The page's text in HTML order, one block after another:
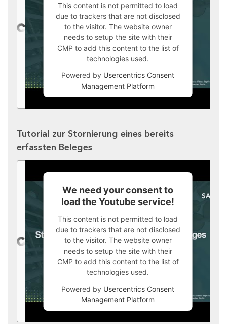
This content is not permitted to load
due to trackers that are not disclosed
to the visitor. The website owner
needs to setup the site with their
CMP to add this content to the list of
technologies used.
Powered by Usercentrics Consent
Management Platform
Tutorial zur Stornierung eines bereits
erfassten Beleges
We need your consent to
load the Youtube service!
This content is not permitted to load
due to trackers that are not disclosed
to the visitor. The website owner
needs to setup the site with their
CMP to add this content to the list of
technologies used.
Powered by Usercentrics Consent
Management Platform